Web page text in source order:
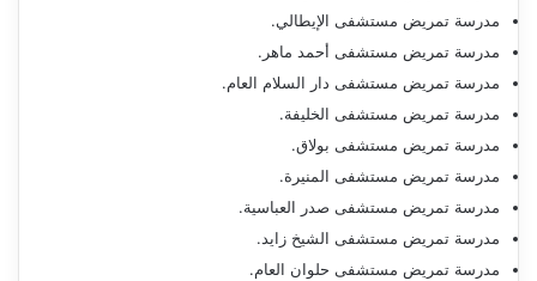
مدرسة تمريض مستشفى الإيطالي.
مدرسة تمريض مستشفى أحمد ماهر.
مدرسة تمريض مستشفى دار السلام العام.
مدرسة تمريض مستشفى الخليفة.
مدرسة تمريض مستشفى بولاق.
مدرسة تمريض مستشفى المنيرة.
مدرسة تمريض مستشفى صدر العباسية.
مدرسة تمريض مستشفى الشيخ زايد.
مدرسة تمريض مستشفى حلوان العام.